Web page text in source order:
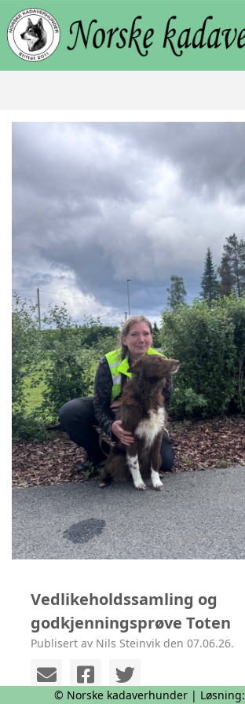
Vedlikeholdssamling og
godkjenningsprøve Toten
Publisert av Nils Steinvik den 07.06.26.
© Norske kadaverhunder | Løsning: